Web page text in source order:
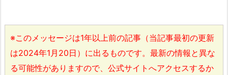
※このメッセージは1年以上前の記事（当記事最初の更新
は2024年1月20日）に出るものです。最新の情報と異な
る可能性がありますので、公式サイトへアクセスするか